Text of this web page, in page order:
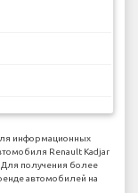
информационных
Renault Kadjar
Для получения более
автомобилей на